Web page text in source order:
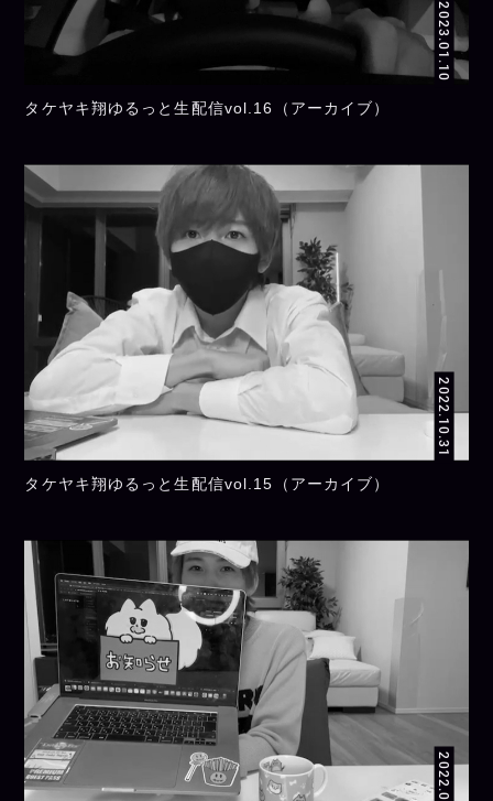
2023.01.10
タケヤキ翔ゆるっと生配信vol.16（アーカイブ）
2022.10.31
タケヤキ翔ゆるっと生配信vol.15（アーカイブ）